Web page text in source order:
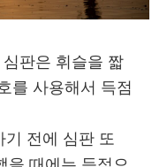
판은 휘슬을 짧
를 사용해서 득점
기 전에 심판 또